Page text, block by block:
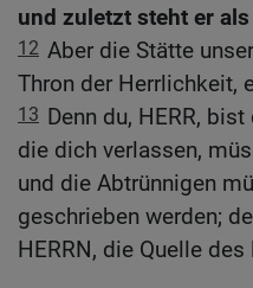
und zuletzt steht er als
12 Aber die Stätte
Thron der Herrlichkeit,
13 Denn du, HERR,
die dich verlassen,
und die Abtrünnigen
geschrieben werden;
HERRN, die Quelle